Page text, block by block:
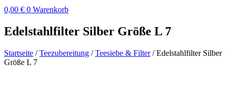
0,00 € 0 Warenkorb
Edelstahlfilter Silber Größe L 7
Startseite /Teezubereitung /Teesiebe & Filter/ Edelstahlfilter Silber
Größe L 7